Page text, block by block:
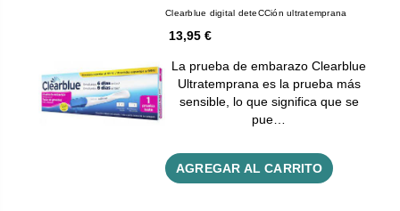
Clearblue digital deteCCión ultratemprana
13,95 €
La prueba de embarazo Clearblue
Ultratemprana es la prueba más
sensible, lo que significa que se
pue…
AGREGAR AL CARRITO